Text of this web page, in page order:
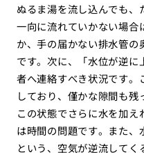
ぬるま湯を流し込んでも
一向に流れていかない場合
か、手の届かない排水管
です。次に、「水位が逆
者へ連絡すべき状況です
しており、僅かな隙間も残
この状態でさらに水を加
は時間の問題です。また、
という、空気が逆流して